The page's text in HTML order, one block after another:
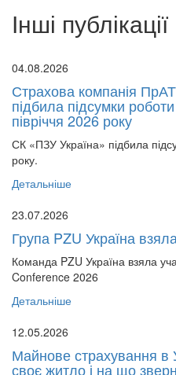
Інші публікації
04.08.2026
Страхова компанія
підбила підсумки
півріччя 2026 року
СК «ПЗУ Україна» підбила
року.
Детальніше
23.07.2026
Група PZU Україна
Команда PZU Україна взяла
Conference 2026
Детальніше
12.05.2026
Майнове страхування в
своє житло і на що